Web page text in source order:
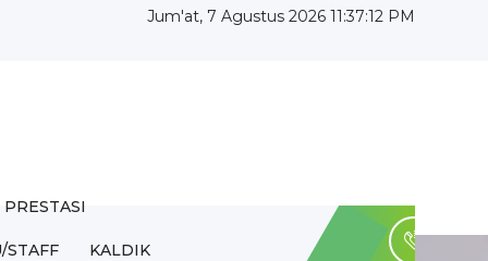
Jum'at, 7 Agustus 2026 11:37:13 PM
PRESTASI
STAFF KALDIK